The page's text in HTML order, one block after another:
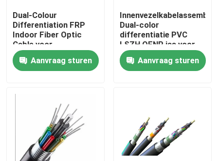
Contacteer ons
Verzoek om een Citaat
Binnenvezel Optische Kabel
Vezel optische kabel
Dual-Colour
Differentiation FRP
Indoor Fiber Optic
Cable voor
patchcord/pigtail
Aanvraag sturen
Dual-color
differentiatie PVC
LSZH OFNP jas voor
breedbandsignaal
Aanvraag sturen